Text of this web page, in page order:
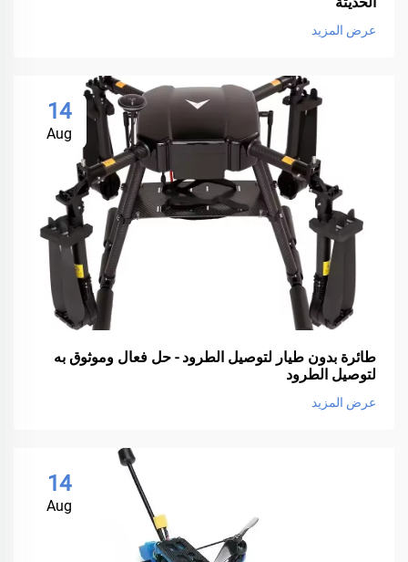
عرض المزيد
14
Aug
طائرة بدون طيار لتوصيل الطرود - حل فعال وموثوق به
لتوصيل الطرود
عرض المزيد
14
Aug